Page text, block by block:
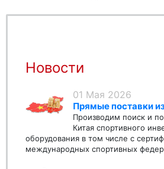
Новости
01 Мая 2026
Прямые поставки
Производим поиск и
Китая спортивного
оборудования в том числе с
международных спортивных